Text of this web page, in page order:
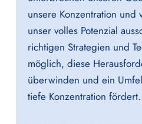
unsere Konzentration und
unser volles Potenzial
richtigen Strategien und
möglich, diese
überwinden und ein
tiefe Konzentration fördert.